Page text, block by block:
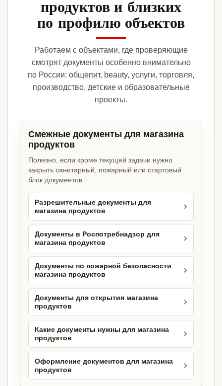
продуктов и близких
по профилю объектов
Работаем с объектами, где проверяющие
смотрят документы особенно внимательно
по России: общепит, beauty, услуги, торговля,
производство, детские и образовательные
проекты.
Смежные документы для магазина
продуктов
Полезно, если кроме текущей задачи нужно
закрыть санитарный, пожарный или стартовый
блок документов.
Разрешительные документы для
магазина продуктов
Документы в Роспотребнадзор для
магазина продуктов
Документы по пожарной безопасности
магазина продуктов
Документы для открытия магазина
продуктов
Какие документы нужны для магазина
продуктов
Оформление документов для магазина
продуктов